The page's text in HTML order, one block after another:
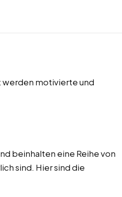
werden motivierte und
beinhalten eine Reihe von
sind. Hier sind die